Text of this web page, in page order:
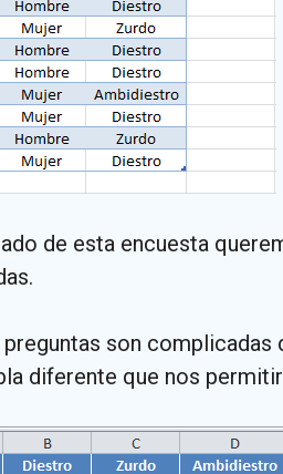
de esta encuesta
son
diferente que nos